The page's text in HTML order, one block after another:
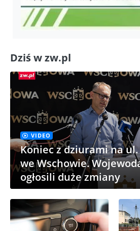
Dziś w zw.pl
VIDEO
Koniec z dziurami na
we Wschowie.
ogłosili duże zmiany